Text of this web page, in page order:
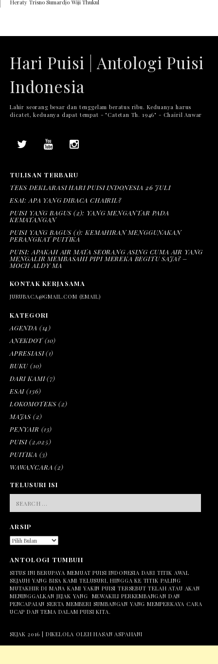
Heraty Trisno Sumardjo Wiji Thukul
Hari Puisi | Antologi Puisi
Indonesia
Lahir seorang besar dan tenggelam beratus ribu. Keduanya harus
dicatet, keduanya dapat tempat - "Catetan Th. 1946" - Chairil Anwar
TULISAN TERBARU
TEKS DEKLARASI HARI PUISI INDONESIA 26 JULI
ESAI: APA YANG DIBACA CHAIRIL?
PUISI YANG BAGUS (2): YANG MENGANTAR PADA
KEMATANGAN
PUISI YANG BAGUS (1): KEMAHIRAN MENGGUNAKAN
PERANGKAT PUITIKA
PUISI: APAKAH AIR MATA SEORANG ASING CUMA AIR YANG
MENGALIR MEMBASAHI PIPI MEREKA BEGITU SAJA? –
MOCH ALDY MA
KONTAK KERJASAMA
JURUBACA@GMAIL.COM (EMAIL)
KATEGORI
AGENDA (14)
ANEKDOT(10)
APRESIASI(1)
BUKU (10)
DARI KAMI(7)
ESAI (136)
LOKOMOTEKS (2)
MAJAS (2)
PENYAIR (13)
PUISI (2,025)
PUITIKA (3)
WAWANCARA (2)
TELUSURI ISI
FOR:
ARSIP
ARSIP
ANTOLOGI TUMBUH
SITUS INI BERUPAYA MEMUAT PUISI INDONESIA DARI TITIK AWAL
SEJAUH YANG BISA KAMI TELUSURI, HINGGA KE TITIK PALING
MUTAKHIR DI MANA KAMI YAKIN PUISI TERSEBUT TELAH ATAU AKAN
MENINGGALKAN JEJAK YANG MEWAKILI PERKEMBANGAN DAN
PENCAPAIAN SERTA MEMBERI SUMBANGAN YANG MEMPERKAYA CARA
UCAP DAN TEMA DALAM PUISI KITA.
SEJAK 2016 | DIKELOLA OLEH HASAN ASPAHANI